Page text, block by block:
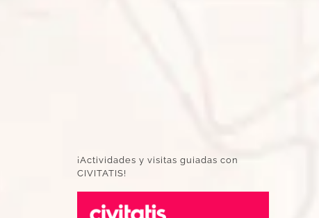
¡Actividades y visitas guiadas con
CIVITATIS!